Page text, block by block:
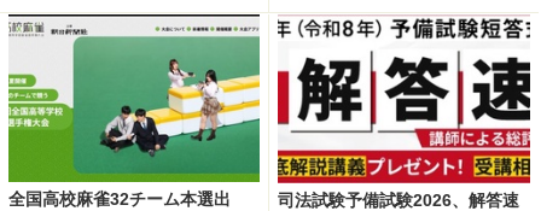
全国高校麻雀32チーム本選出
司法試験予備試験2026、解答速